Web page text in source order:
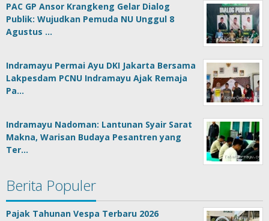
PAC GP Ansor Krangkeng Gelar Dialog
Publik: Wujudkan Pemuda NU Unggul 8
Agustus …
Indramayu Permai Ayu DKI Jakarta Bersama
Lakpesdam PCNU Indramayu Ajak Remaja
Pa…
Indramayu Nadoman: Lantunan Syair Sarat
Makna, Warisan Budaya Pesantren yang
Ter…
Berita Populer
Pajak Tahunan Vespa Terbaru 2026